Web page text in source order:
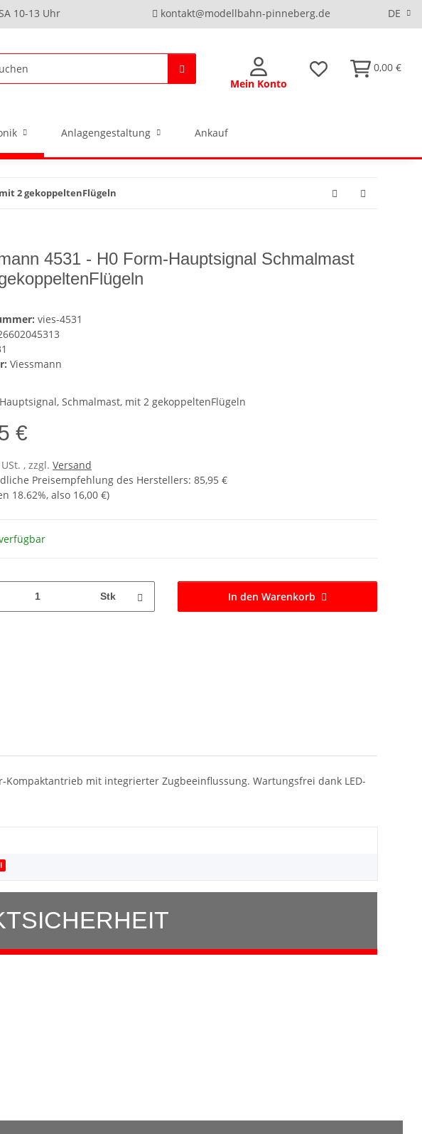
DE
10-13 Uhr kontakt@modellbahn-pinneberg.de
Mein Konto
0,00 €
Anlagengestaltung Ankauf
2 gekoppeltenFlügeln
4531 - H0 Form-Hauptsignal Schmalmast
vies-4531
Viessmann
Schmalmast, mit 2 gekoppeltenFlügeln
€
, zzgl. Versand
Preisempfehlung des Herstellers: 85,95 €
18.62%, also 16,00 €)
Stk In den Warenkorb
mit integrierter Zugbeeinflussung. Wartungsfrei dank LED-